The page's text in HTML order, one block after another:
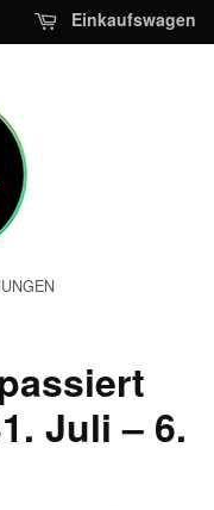
Einkaufswagen
Juli – 6.